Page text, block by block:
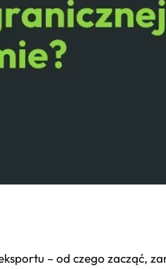
– od czego zacząć,